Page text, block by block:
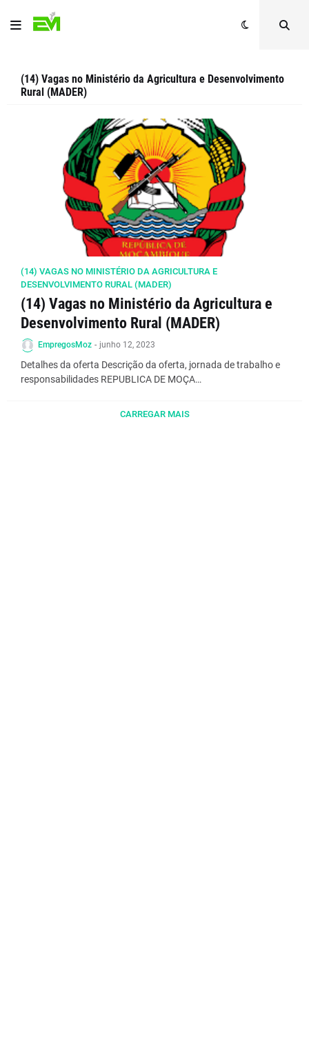
(14) Vagas no Ministério da Agricultura e Desenvolvimento
Rural (MADER)
(14) VAGAS NO MINISTÉRIO DA AGRICULTURA E
DESENVOLVIMENTO RURAL (MADER)
(14) Vagas no Ministério da Agricultura e
Desenvolvimento Rural (MADER)
EmpregosMoz - junho 12, 2023
Detalhes da oferta Descrição da oferta, jornada de trabalho e
responsabilidades REPUBLICA DE MOÇA…
CARREGAR MAIS